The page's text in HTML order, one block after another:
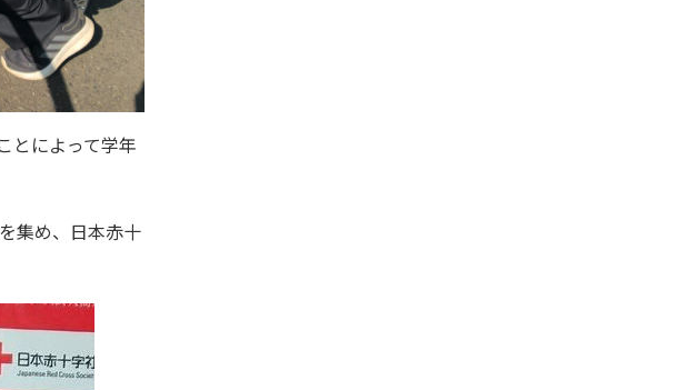
とによって学年
集め、日本赤十